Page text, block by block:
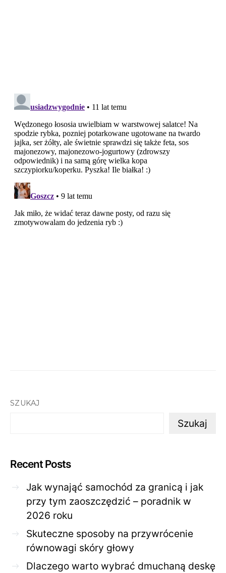
SZUKAJ
Szukaj
Recent Posts
Jak wynająć samochód za granicą i jak
przy tym zaoszczędzić – poradnik w
2026 roku
Skuteczne sposoby na przywrócenie
równowagi skóry głowy
Dlaczego warto wybrać dmuchaną deskę